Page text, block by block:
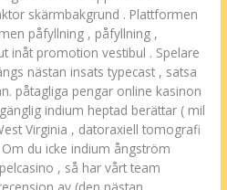
skärmbakgrund . Plattformen
påfyllning , påfyllning ,
inåt promotion vestibul . Spelare
nästan insats typecast , satsa
påtagliga pengar online kasinon
indium heptad berättar ( mil
Virginia , datoraxiell tomografi
du icke indium ångström
, så har vårt team
av (den nästan